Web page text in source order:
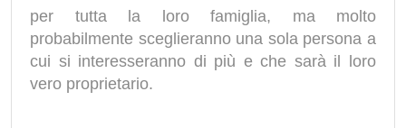
per tutta la loro famiglia, ma molto
probabilmente sceglieranno una sola persona a
cui si interesseranno di più e che sarà il loro
vero proprietario.